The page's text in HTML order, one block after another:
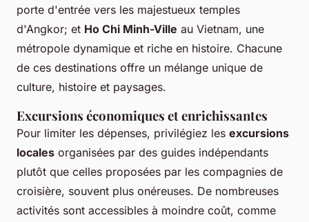
porte d'entrée vers les majestueux temples
d'Angkor; et Ho Chi Minh-Ville au Vietnam, une
métropole dynamique et riche en histoire. Chacune
de ces destinations offre un mélange unique de
culture, histoire et paysages.
Excursions économiques et enrichissantes
Pour limiter les dépenses, privilégiez les excursions
locales organisées par des guides indépendants
plutôt que celles proposées par les compagnies de
croisière, souvent plus onéreuses. De nombreuses
activités sont accessibles à moindre coût, comme